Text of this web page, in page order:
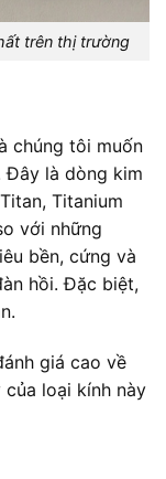
trên thị trường
chúng tôi muốn
Đây là dòng kim
Titanium
với những
bền, cứng và
hồi. Đặc biệt,
giá cao về
loại kính này